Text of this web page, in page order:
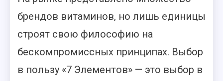
брендов витаминов, но лишь единицы
строят свою философию на
бескомпромиссных принципах. Выбор
в пользу «7 Элементов» — это выбор в